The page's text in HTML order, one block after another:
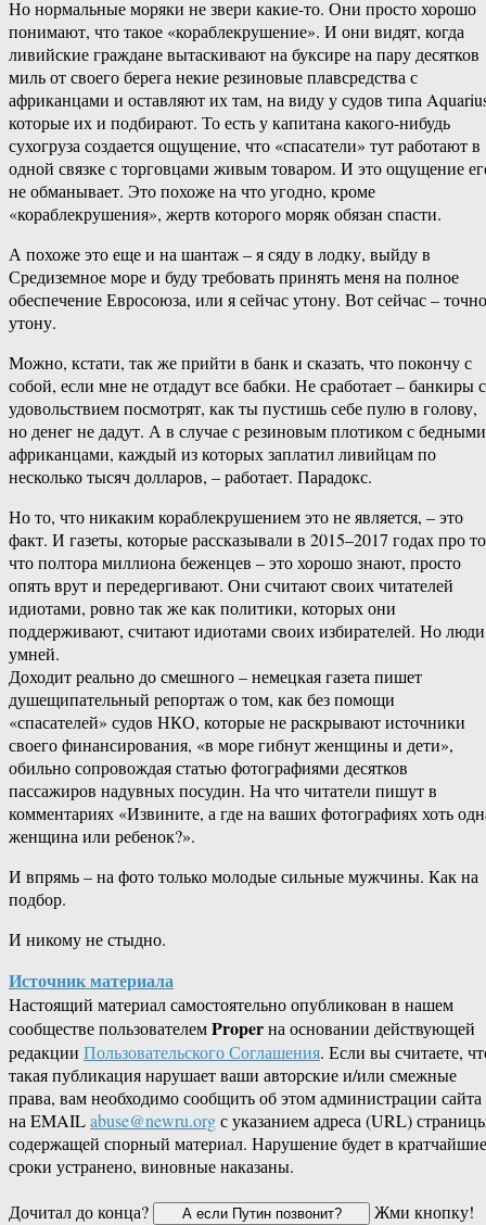
Но нормальные моряки не звери какие-то. Они просто хорошо
понимают, что такое «кораблекрушение». И они видят, когда
ливийские граждане вытаскивают на буксире на пару десятков
миль от своего берега некие резиновые плавсредства с
африканцами и оставляют их там, на виду у судов типа
которые их и подбирают. То есть у капитана какого-нибудь
сухогруза создается ощущение, что «спасатели» тут работают в
одной связке с торговцами живым товаром. И это ощущение
не обманывает. Это похоже на что угодно, кроме
«кораблекрушения», жертв которого моряк обязан спасти.
А похоже это еще и на шантаж – я сяду в лодку, выйду в
Средиземное море и буду требовать принять меня на полное
обеспечение Евросоюза, или я сейчас утону. Вот сейчас – точно
утону.
Можно, кстати, так же прийти в банк и сказать, что покончу с
собой, если мне не отдадут все бабки. Не сработает – банкиры с
удовольствием посмотрят, как ты пустишь себе пулю в голову,
но денег не дадут. А в случае с резиновым плотиком с бедными
африканцами, каждый из которых заплатил ливийцам по
несколько тысяч долларов, – работает. Парадокс.
Но то, что никаким кораблекрушением это не является, – это
факт. И газеты, которые рассказывали в 2015–2017 годах про
что полтора миллиона беженцев – это хорошо знают, просто
опять врут и передергивают. Они считают своих читателей
идиотами, ровно так же как политики, которых они
поддерживают, считают идиотами своих избирателей. Но люди
умней.
Доходит реально до смешного – немецкая газета пишет
душещипательный репортаж о том, как без помощи
«спасателей» судов НКО, которые не раскрывают источники
своего финансирования, «в море гибнут женщины и дети»,
обильно сопровождая статью фотографиями десятков
пассажиров надувных посудин. На что читатели пишут в
комментариях «Извините, а где на ваших фотографиях хоть
женщина или ребенок?».
И впрямь – на фото только молодые сильные мужчины. Как на
подбор.
И никому не стыдно.
Источник материала
Настоящий материал самостоятельно опубликован в нашем
сообществе пользователемProperна основании действующей
редакции Пользовательского Соглашения. Если вы считаете,
такая публикация нарушает ваши авторские и/или смежные
права, вам необходимо сообщить об этом администрации сайта
на EMAILabuse@newru.orgс указанием адреса (URL)
содержащей спорный материал. Нарушение будет в кратчайшие
сроки устранено, виновные наказаны.
Дочитал до конца?
Жми кнопку!